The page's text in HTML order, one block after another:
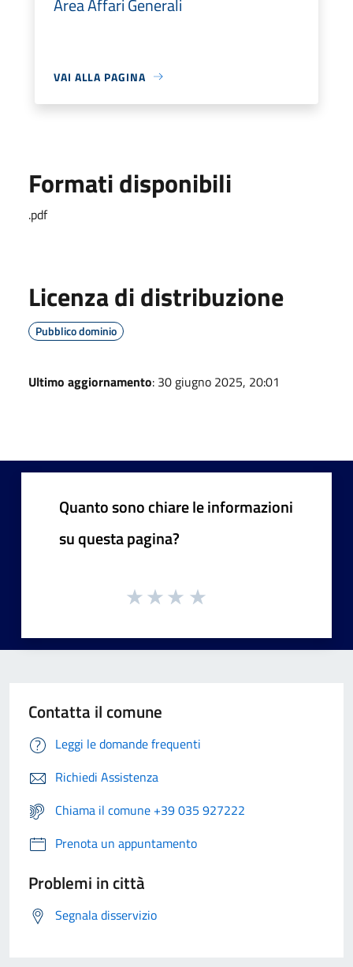
VAI ALLA PAGINA
Formati disponibili
.pdf
Licenza di distribuzione
Pubblico dominio
Ultimo aggiornamento: 30 giugno 2025, 20:01
Quanto sono chiare le informazioni
su questa pagina?
Contatta il comune
Leggi le domande frequenti
Richiedi Assistenza
Chiama il comune +39 035 927222
Prenota un appuntamento
Problemi in città
Segnala disservizio